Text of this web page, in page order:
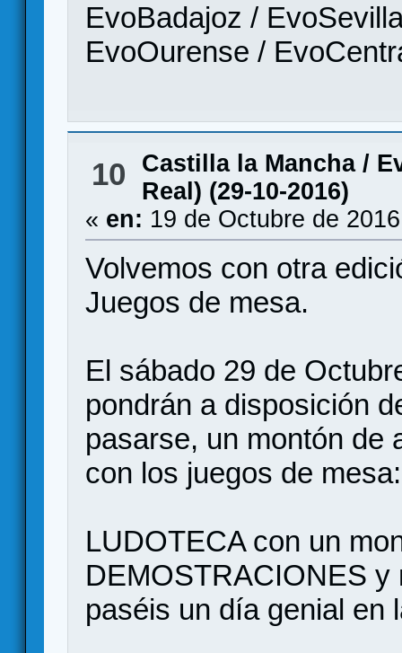
EvoBadajoz /
EvoOurense /
10 Castilla la Mancha/
Real) (29-10-2016)
« en: 19 de Octubre de
Volvemos con otra
Juegos de mesa.
El sábado 29 de
pondrán a disposición
pasarse, un montón de
con los juegos de mesa:
LUDOTECA con un
DEMOSTRACIONES
paséis un día genial en